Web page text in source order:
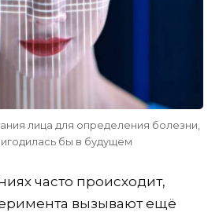
лица для определения болезни,
бы в будущем
часто происходит,
вызывают ещё